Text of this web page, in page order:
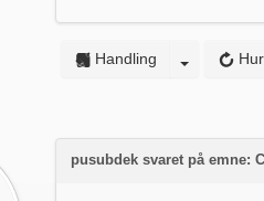
Handling
pusubdek svaret på emne: